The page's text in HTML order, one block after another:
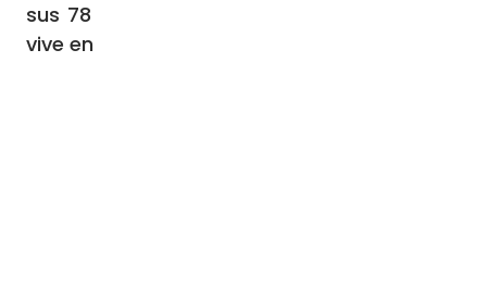
sus 78 años, y ahora el Cardenal Sandoval
vive en Guadalajara.